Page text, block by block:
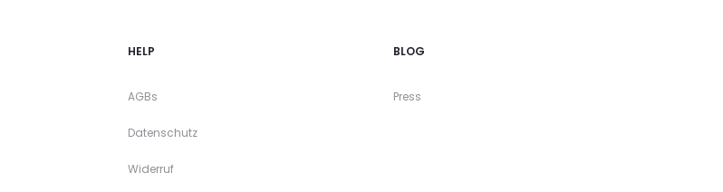
HELP
AGBs
Datenschutz
Widerruf
BLOG
Press